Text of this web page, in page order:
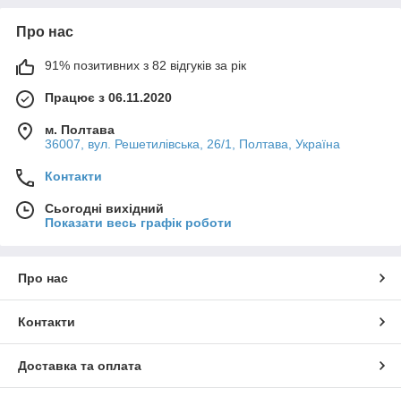
Про нас
91% позитивних з 82 відгуків за рік
Працює з 06.11.2020
м. Полтава
36007, вул. Решетилівська, 26/1, Полтава, Україна
Контакти
Сьогодні вихідний
Показати весь графік роботи
Про нас
Контакти
Доставка та оплата